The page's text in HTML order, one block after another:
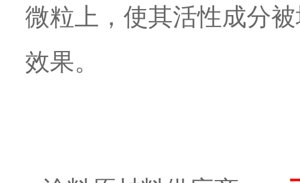
微粒上，使其活性成分
效果。